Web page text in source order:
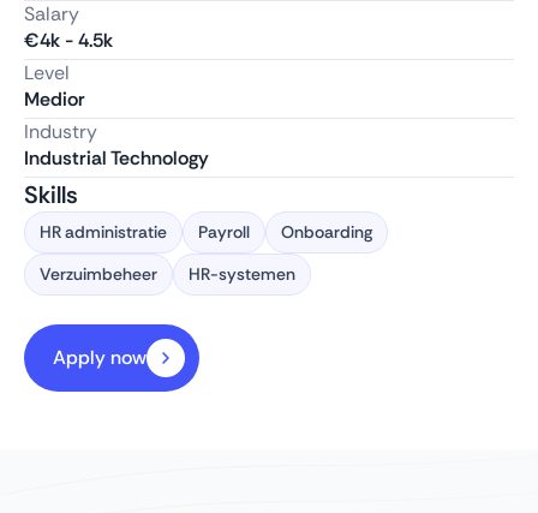
Salary
€4k-4.5k
Level
Medior
Industry
Industrial Technology
Skills
HR administratie Payroll
Onboarding
Verzuimbeheer
HR-systemen
Apply now